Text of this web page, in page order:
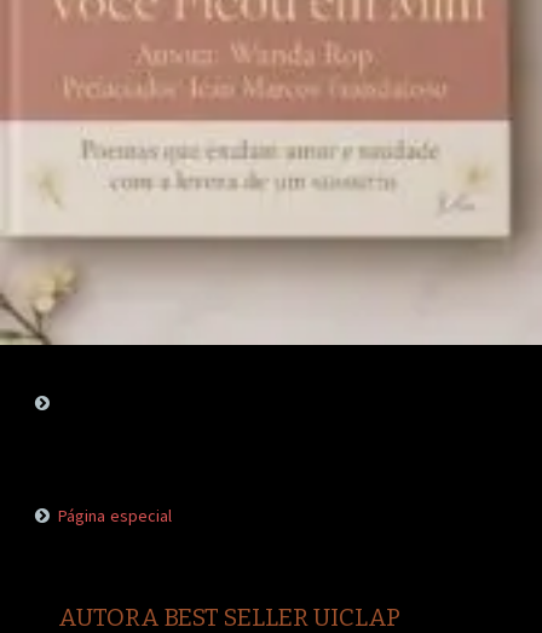
Página especial
AUTORA BEST SELLER UICLAP